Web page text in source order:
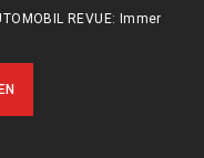
REVUE: Immer